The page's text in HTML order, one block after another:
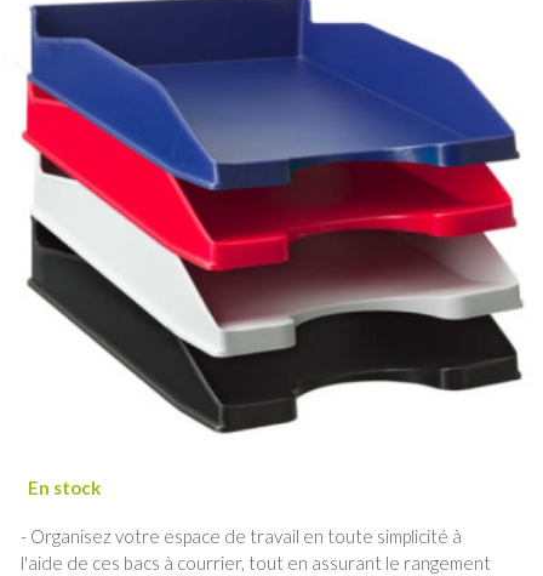
- Organisez votre espace de travail en toute simplicité à
l'aide de ces bacs à courrier, tout en assurant le rangement